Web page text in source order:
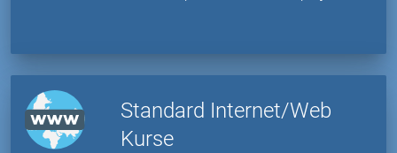
Standard Internet/Web
Kurse